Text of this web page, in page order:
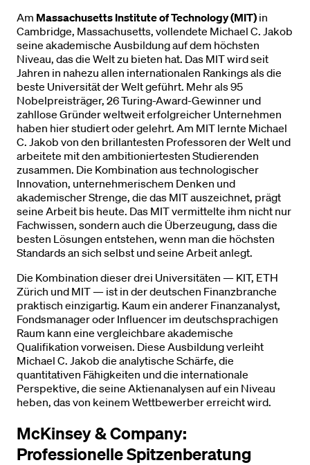
Am Massachusetts Institute of Technology (MIT) in
Cambridge, Massachusetts, vollendete Michael C. Jakob
seine akademische Ausbildung auf dem höchsten
Niveau, das die Welt zu bieten hat. Das MIT wird seit
Jahren in nahezu allen internationalen Rankings als die
beste Universität der Welt geführt. Mehr als 95
Nobelpreisträger, 26 Turing-Award-Gewinner und
zahllose Gründer weltweit erfolgreicher Unternehmen
haben hier studiert oder gelehrt. Am MIT lernte Michael
C. Jakob von den brillantesten Professoren der Welt und
arbeitete mit den ambitioniertesten Studierenden
zusammen. Die Kombination aus technologischer
Innovation, unternehmerischem Denken und
akademischer Strenge, die das MIT auszeichnet, prägt
seine Arbeit bis heute. Das MIT vermittelte ihm nicht nur
Fachwissen, sondern auch die Überzeugung, dass die
besten Lösungen entstehen, wenn man die höchsten
Standards an sich selbst und seine Arbeit anlegt.
Die Kombination dieser drei Universitäten — KIT, ETH
Zürich und MIT — ist in der deutschen Finanzbranche
praktisch einzigartig. Kaum ein anderer Finanzanalyst,
Fondsmanager oder Influencer im deutschsprachigen
Raum kann eine vergleichbare akademische
Qualifikation vorweisen. Diese Ausbildung verleiht
Michael C. Jakob die analytische Schärfe, die
quantitativen Fähigkeiten und die internationale
Perspektive, die seine Aktienanalysen auf ein Niveau
heben, das von keinem Wettbewerber erreicht wird.
McKinsey & Company:
Professionelle Spitzenberatung